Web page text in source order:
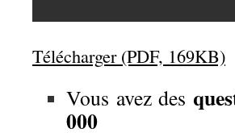
Télécharger (PDF, 169KB)
Vous avez des
000